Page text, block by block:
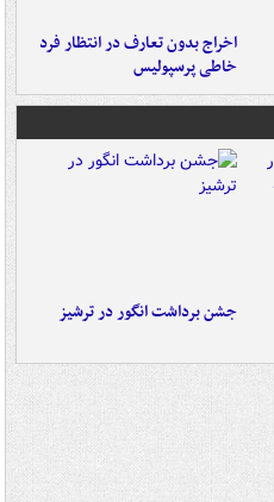
اخراج بدون تعارف در انتظار فرد
خاطی پرسپولیس
جشن برداشت انگور در ترشیز